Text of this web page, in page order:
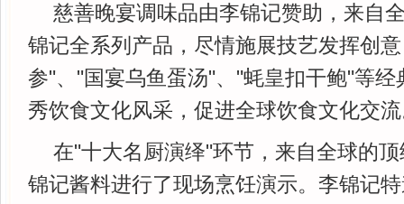
慈善晚宴调味品由李锦记赞助，来自
锦记全系列产品，尽情施展技艺发挥创
参"、"国宴乌鱼蛋汤"、"蚝皇扣干鲍"等
秀饮食文化风采，促进全球饮食文化交
在"十大名厨演绎"环节，来自全球的
锦记酱料进行了现场烹饪演示。李锦记